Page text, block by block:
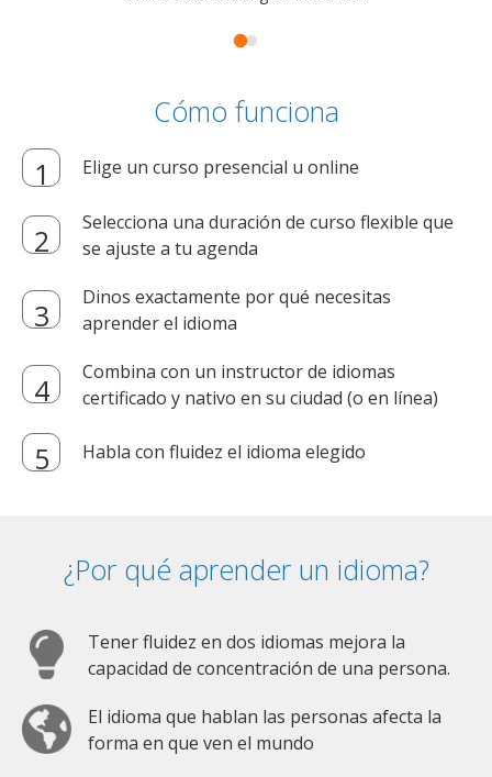
Cómo funciona
Elige un curso presencial u online
Selecciona una duración de curso flexible que
se ajuste a tu agenda
Dinos exactamente por qué necesitas
aprender el idioma
Combina con un instructor de idiomas
certificado y nativo en su ciudad (o en línea)
Habla con fluidez el idioma elegido
¿Por qué aprender un idioma?
Tener fluidez en dos idiomas mejora la
capacidad de concentración de una persona.
El idioma que hablan las personas afecta la
forma en que ven el mundo